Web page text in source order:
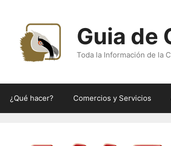
contenido
Guia de
Toda la Información de la
¿Qué hacer? Comercios y Servicios